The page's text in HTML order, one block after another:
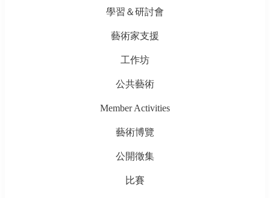
學習＆研討會
藝術家支援
工作坊
公共藝術
Member Activities
藝術博覽
公開徵集
比賽